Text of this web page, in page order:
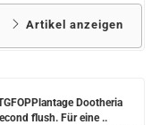
Artikel anzeigen
Dootheria
flush. Für eine ..